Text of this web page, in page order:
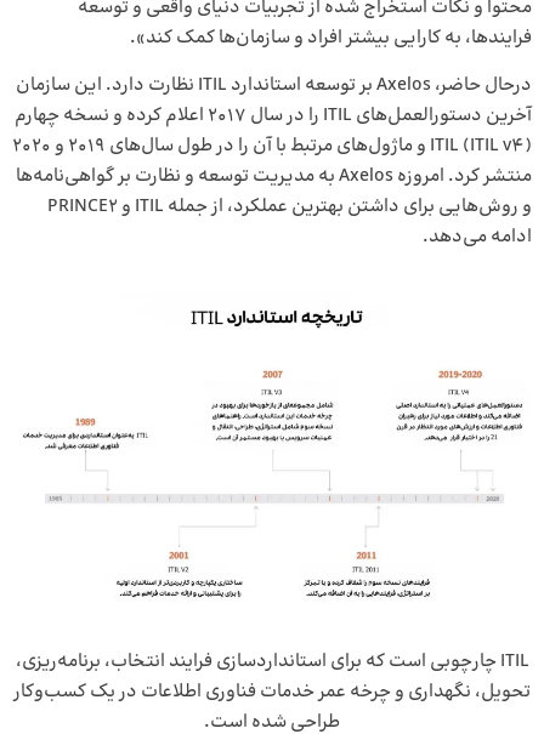
محتوا و نکات استخراج شده از تجربیات دنیای واقعی و توسعه
فرایندها، به کارایی بیشتر افراد و سازمان‌ها کمک کند».
درحال حاضر، Axelos بر توسعه استاندارد ITIL نظارت دارد. این سازمان
آخرین دستورالعمل‌های ITIL را در سال 2017 اعلام کرده و نسخه چهارم
ITIL (ITIL v4) و ماژول‌های مرتبط با آن را در طول سال‌های 2019 و 2020
منتشر کرد. امروزه Axelos به مدیریت توسعه و نظارت بر گواهی‌نامه‌ها
و روش‌هایی برای داشتن بهترین عملکرد، از جمله ITIL و PRINCE2
ادامه می‌دهد.
ITIL چارچوبی است که برای استانداردسازی فرایند انتخاب، برنامه‌ریزی،
تحویل، نگهداری و چرخه عمر خدمات فناوری اطلاعات در یک کسب‌وکار
طراحی شده است.